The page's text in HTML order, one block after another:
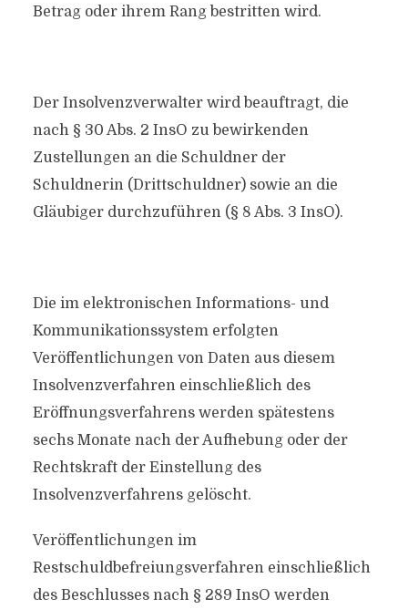
Betrag oder ihrem Rang bestritten wird.
Der Insolvenzverwalter wird beauftragt, die
nach § 30 Abs. 2 InsO zu bewirkenden
Zustellungen an die Schuldner der
Schuldnerin (Drittschuldner) sowie an die
Gläubiger durchzuführen (§ 8 Abs. 3 InsO).
Die im elektronischen Informations- und
Kommunikationssystem erfolgten
Veröffentlichungen von Daten aus diesem
Insolvenzverfahren einschließlich des
Eröffnungsverfahrens werden spätestens
sechs Monate nach der Aufhebung oder der
Rechtskraft der Einstellung des
Insolvenzverfahrens gelöscht.
Veröffentlichungen im
Restschuldbefreiungsverfahren einschließlich
des Beschlusses nach § 289 InsO werden